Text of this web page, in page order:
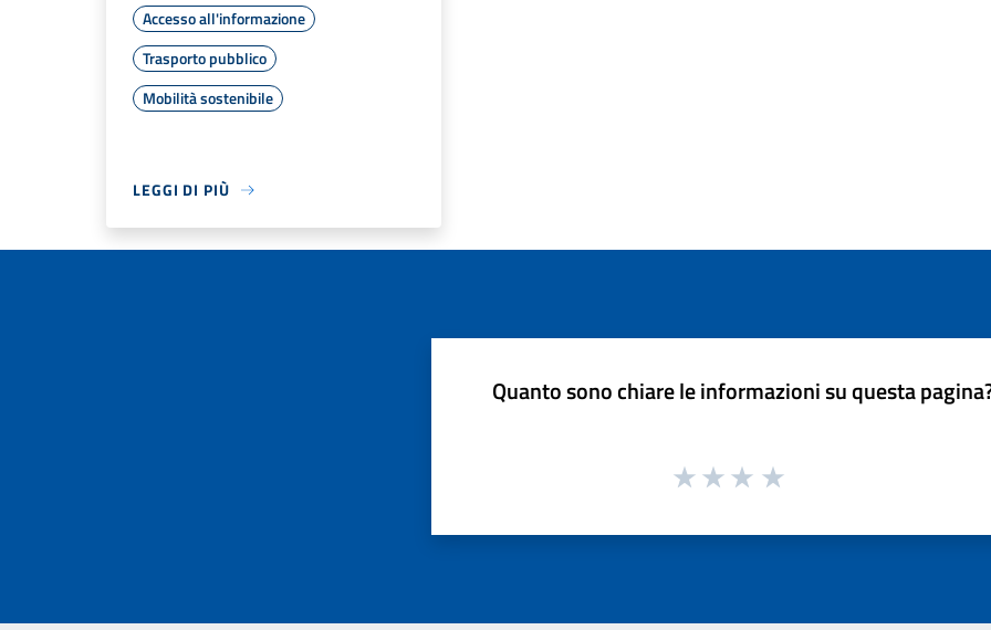
Accesso all'informazione
Trasporto pubblico
Mobilità sostenibile
LEGGI DI PIÙ
Quanto sono chiare le informazioni su questa